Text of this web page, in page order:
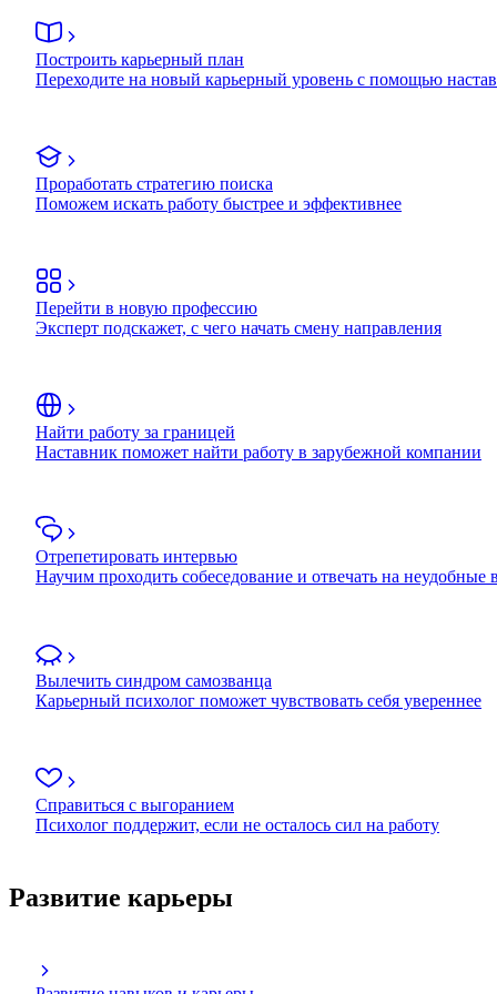
Построить карьерный план
Переходите на новый карьерный уровень с помощью
Проработать стратегию поиска
Поможем искать работу быстрее и эффективнее
Перейти в новую профессию
Эксперт подскажет, с чего начать смену направления
Найти работу за границей
Наставник поможет найти работу в зарубежной компании
Отрепетировать интервью
Научим проходить собеседование и отвечать на неудобные
Вылечить синдром самозванца
Карьерный психолог поможет чувствовать себя увереннее
Справиться с выгоранием
Психолог поддержит, если не осталось сил на работу
Развитие карьеры